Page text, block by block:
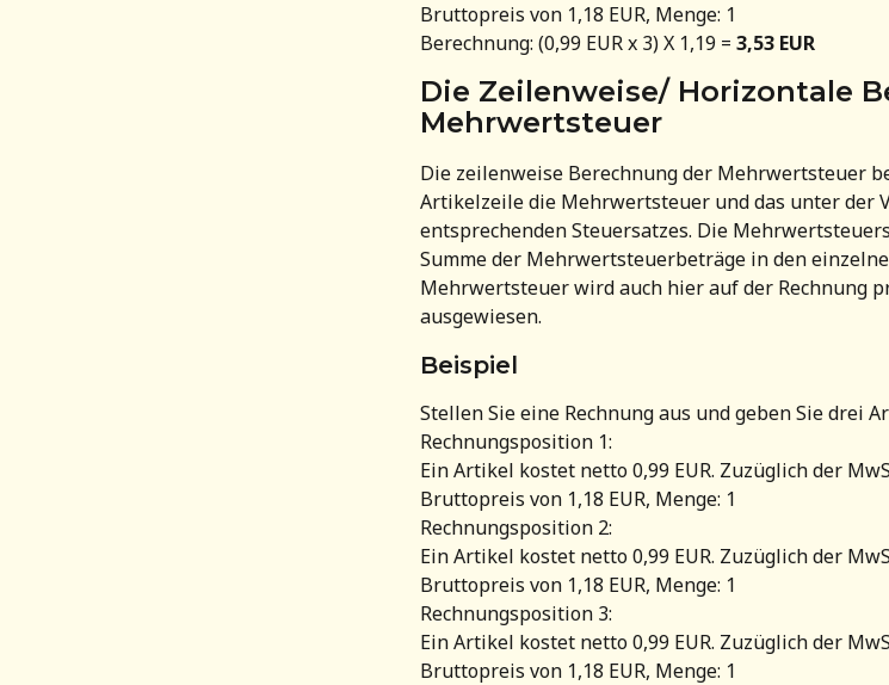
Bruttopreis von 1,18 EUR, Menge: 1
Berechnung: (0,99 EUR x 3) X 1,19 = 3,53 EUR
Die Zeilenweise/ Horizontale
Mehrwertsteuer
Die zeilenweise Berechnung der Mehrwertsteuer
Artikelzeile die Mehrwertsteuer und das unter der
entsprechenden Steuersatzes. Die
Summe der Mehrwertsteuerbeträge in den
Mehrwertsteuer wird auch hier auf der Rechnung
ausgewiesen.
Beispiel
Stellen Sie eine Rechnung aus und geben Sie drei
Rechnungsposition 1:
Ein Artikel kostet netto 0,99 EUR. Zuzüglich der
Bruttopreis von 1,18 EUR, Menge: 1
Rechnungsposition 2:
Ein Artikel kostet netto 0,99 EUR. Zuzüglich der
Bruttopreis von 1,18 EUR, Menge: 1
Rechnungsposition 3:
Ein Artikel kostet netto 0,99 EUR. Zuzüglich der
Bruttopreis von 1,18 EUR, Menge: 1